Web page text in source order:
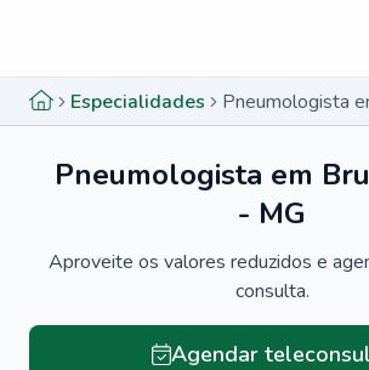
Especialidades
Pneumologista em
- MG
Aproveite os valores reduzidos e
consulta.
Agendar